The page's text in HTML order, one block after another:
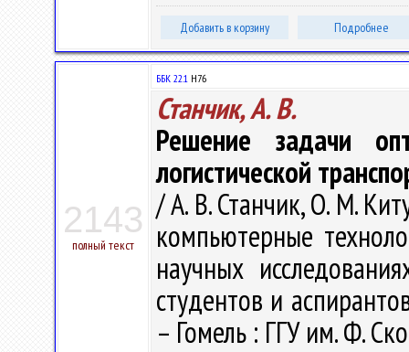
Добавить в корзину Подробнее
2143
полный текст
ББК 22.1 Н76
Станчик, А. В.
Решение задачи
логистической
/ А. В. Станчик, О. М.
компьютерные
научных
студентов и
– Гомель : ГГУ им. Ф.